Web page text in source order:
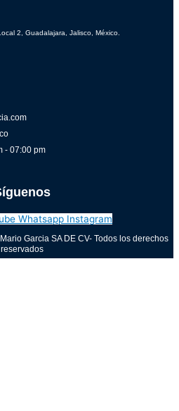
2, Guadalajara, Jalisco, México.
- 07:00 pm
Whatsapp Instagram
Garcia SA DE CV- Todos los derechos
reservados